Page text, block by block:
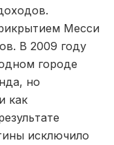
Месси
В 2009 году
городе
но
как
исключило